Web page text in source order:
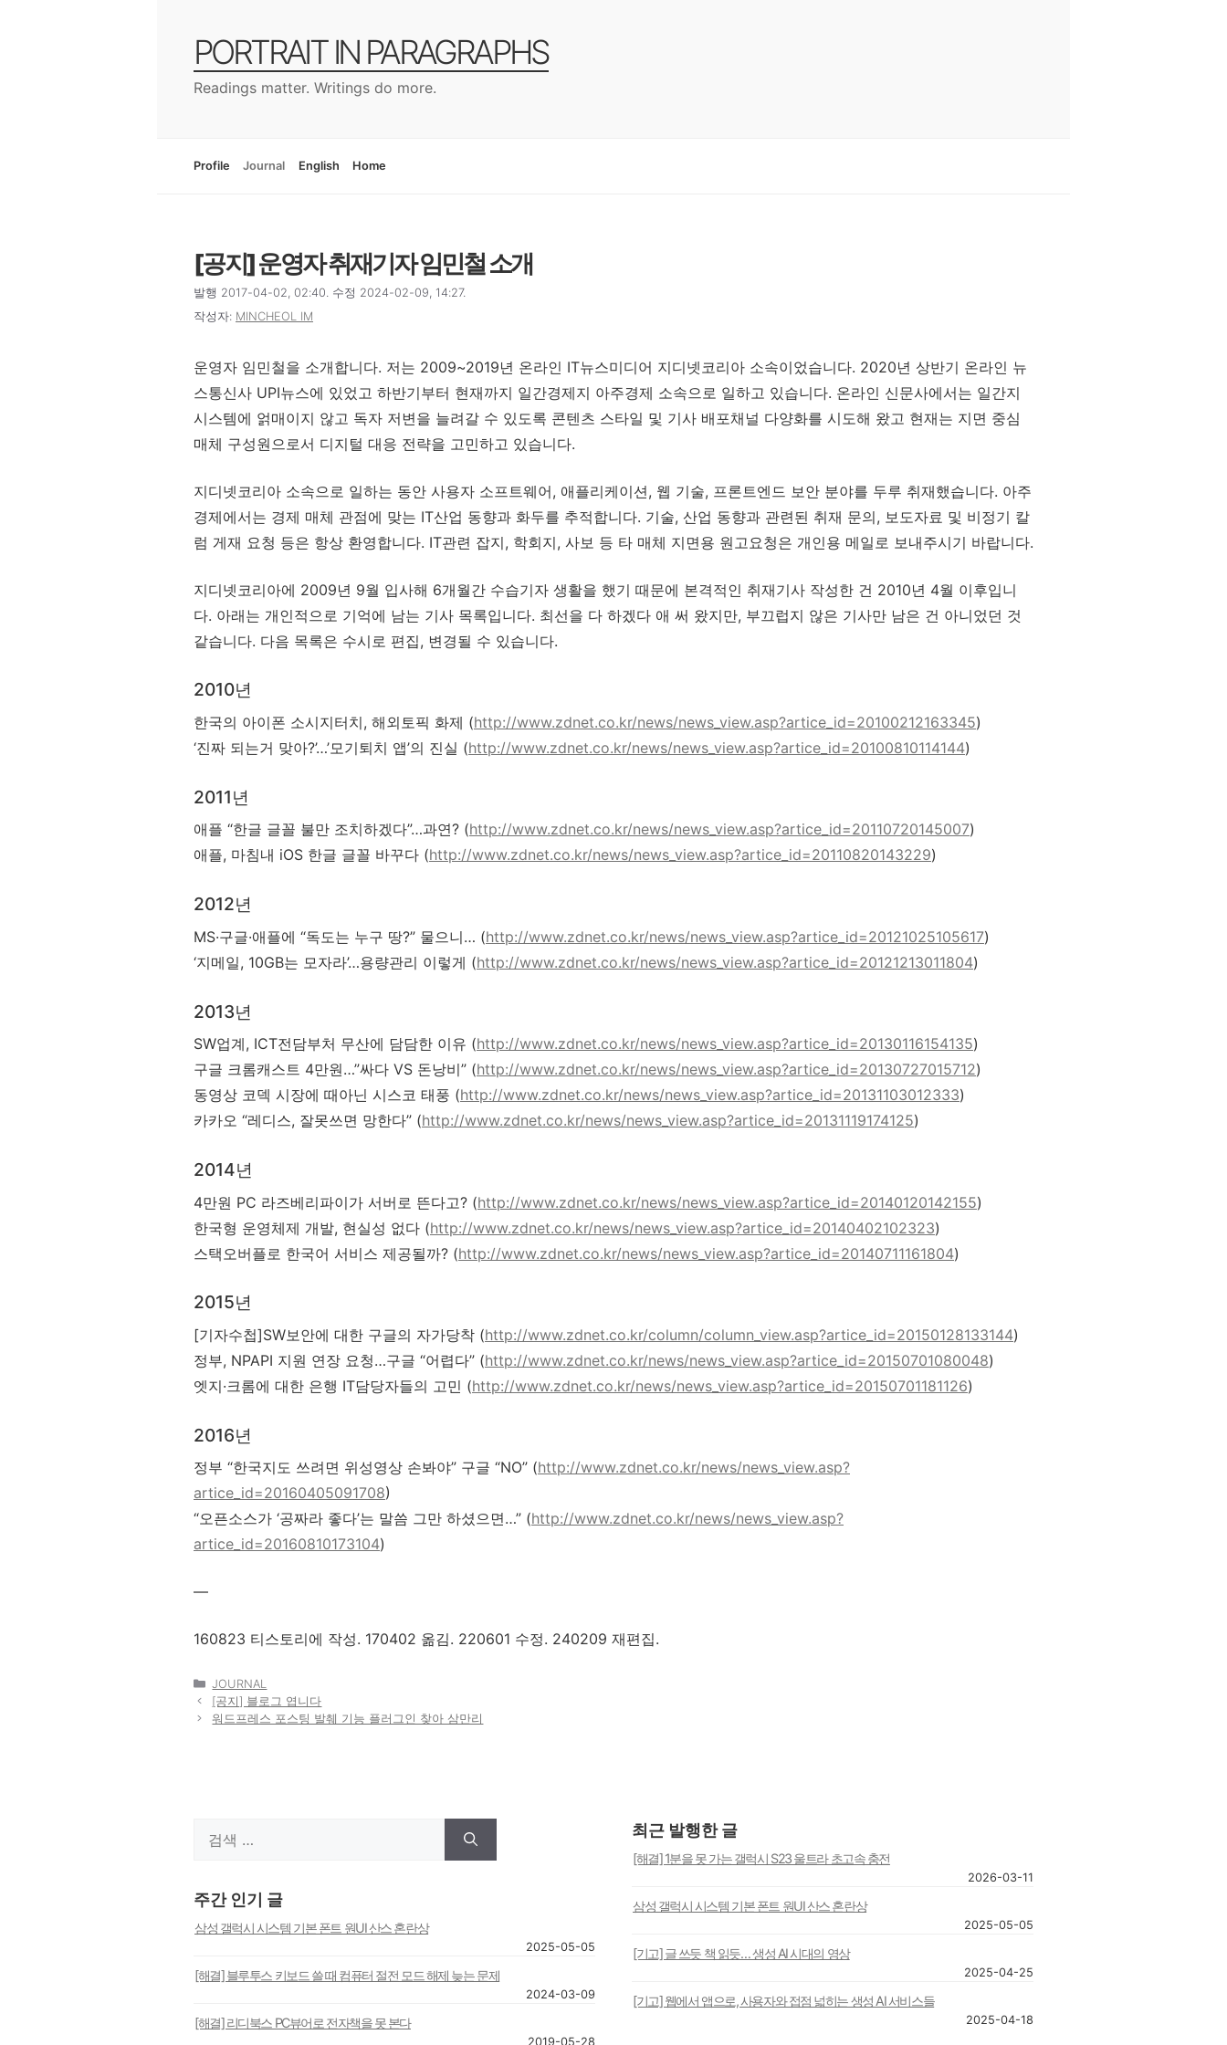
PORTRAIT IN PARAGRAPHS
Readings matter. Writings do more.
Profile Journal English Home
[공지] 운영자 취재기자 임민철 소개
발행 2017-04-02, 02:40. 수정 2024-02-09, 14:27.
작성자: MINCHEOL IM
운영자 임민철을 소개합니다. 저는 2009~2019년 온라인 IT뉴스미디어 지디넷코리아 소속이었습니다. 2020년 상반기 온라인 뉴
스통신사 UPI뉴스에 있었고 하반기부터 현재까지 일간경제지 아주경제 소속으로 일하고 있습니다. 온라인 신문사에서는 일간지
시스템에 얽매이지 않고 독자 저변을 늘려갈 수 있도록 콘텐츠 스타일 및 기사 배포채널 다양화를 시도해 왔고 현재는 지면 중심
매체 구성원으로서 디지털 대응 전략을 고민하고 있습니다.
지디넷코리아 소속으로 일하는 동안 사용자 소프트웨어, 애플리케이션, 웹 기술, 프론트엔드 보안 분야를 두루 취재했습니다. 아주
경제에서는 경제 매체 관점에 맞는 IT산업 동향과 화두를 추적합니다. 기술, 산업 동향과 관련된 취재 문의, 보도자료 및 비정기 칼
럼 게재 요청 등은 항상 환영합니다. IT관련 잡지, 학회지, 사보 등 타 매체 지면용 원고요청은 개인용 메일로 보내주시기 바랍니다.
지디넷코리아에 2009년 9월 입사해 6개월간 수습기자 생활을 했기 때문에 본격적인 취재기사 작성한 건 2010년 4월 이후입니
다. 아래는 개인적으로 기억에 남는 기사 목록입니다. 최선을 다 하겠다 애 써 왔지만, 부끄럽지 않은 기사만 남은 건 아니었던 것
같습니다. 다음 목록은 수시로 편집, 변경될 수 있습니다.
2010년
한국의 아이폰 소시지터치, 해외토픽 화제 (http://www.zdnet.co.kr/news/news_view.asp?artice_id=20100212163345)
‘진짜 되는거 맞아?’…’모기퇴치 앱’의 진실 (http://www.zdnet.co.kr/news/news_view.asp?artice_id=20100810114144)
2011년
애플 “한글 글꼴 불만 조치하겠다”…과연? (http://www.zdnet.co.kr/news/news_view.asp?artice_id=20110720145007)
애플, 마침내 iOS 한글 글꼴 바꾸다 (http://www.zdnet.co.kr/news/news_view.asp?artice_id=20110820143229)
2012년
MS·구글·애플에 “독도는 누구 땅?” 물으니… (http://www.zdnet.co.kr/news/news_view.asp?artice_id=20121025105617)
‘지메일, 10GB는 모자라’…용량관리 이렇게 (http://www.zdnet.co.kr/news/news_view.asp?artice_id=20121213011804)
2013년
SW업계, ICT전담부처 무산에 담담한 이유 (http://www.zdnet.co.kr/news/news_view.asp?artice_id=20130116154135)
구글 크롬캐스트 4만원…”싸다 VS 돈낭비” (http://www.zdnet.co.kr/news/news_view.asp?artice_id=20130727015712)
동영상 코덱 시장에 때아닌 시스코 태풍 (http://www.zdnet.co.kr/news/news_view.asp?artice_id=20131103012333)
카카오 “레디스, 잘못쓰면 망한다” (http://www.zdnet.co.kr/news/news_view.asp?artice_id=20131119174125)
2014년
4만원 PC 라즈베리파이가 서버로 뜬다고? (http://www.zdnet.co.kr/news/news_view.asp?artice_id=20140120142155)
한국형 운영체제 개발, 현실성 없다 (http://www.zdnet.co.kr/news/news_view.asp?artice_id=20140402102323)
스택오버플로 한국어 서비스 제공될까? (http://www.zdnet.co.kr/news/news_view.asp?artice_id=20140711161804)
2015년
[기자수첩]SW보안에 대한 구글의 자가당착 (http://www.zdnet.co.kr/column/column_view.asp?artice_id=20150128133144)
정부, NPAPI 지원 연장 요청…구글 “어렵다” (http://www.zdnet.co.kr/news/news_view.asp?artice_id=20150701080048)
엣지·크롬에 대한 은행 IT담당자들의 고민 (http://www.zdnet.co.kr/news/news_view.asp?artice_id=20150701181126)
2016년
정부 “한국지도 쓰려면 위성영상 손봐야” 구글 “NO” (http://www.zdnet.co.kr/news/news_view.asp?
artice_id=20160405091708)
“오픈소스가 ‘공짜라 좋다’는 말씀 그만 하셨으면…” (http://www.zdnet.co.kr/news/news_view.asp?
artice_id=20160810173104)
—
160823 티스토리에 작성. 170402 옮김. 220601 수정. 240209 재편집.
카
테
고
JOURNAL
[공지] 블로그 엽니다
워드프레스 포스팅 발췌 기능 플러그인 찾아 삼만리
주간 인기 글
삼성 갤럭시 시스템 기본 폰트 원UI 산스 혼란상
2025-05-05
[해결] 블루투스 키보드 쓸 때 컴퓨터 절전 모드 해제 늦는 문제
2024-03-09
[해결] 리디북스 PC뷰어로 전자책을 못 본다
2019-05-28
최근 발행한 글
[해결] 1분을 못 가는 갤럭시 S23 울트라 초고속 충전
2026-03-11
삼성 갤럭시 시스템 기본 폰트 원UI 산스 혼란상
2025-05-05
[기고] 글 쓰듯 책 읽듯… 생성 AI 시대의 영상
2025-04-25
[기고] 웹에서 앱으로, 사용자와 접점 넓히는 생성 AI 서비스들
2025-04-18